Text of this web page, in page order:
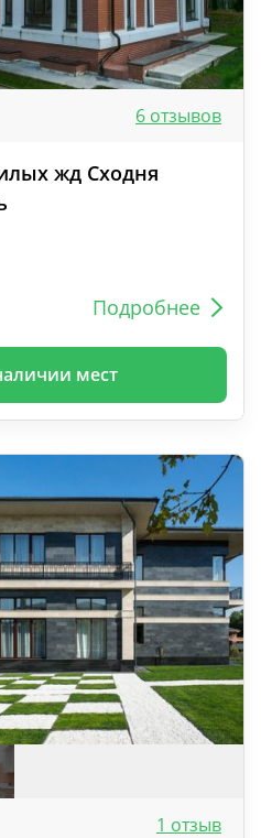
6 отзывов
жд Сходня
Подробнее
мест
1 отзыв